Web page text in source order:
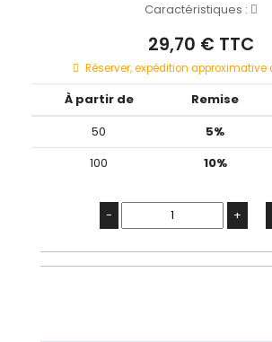
Caractéristiques :
29,70 € TTC
Réserver, expédition approximative
À partir de Remise
50
5%
100
10%
- +